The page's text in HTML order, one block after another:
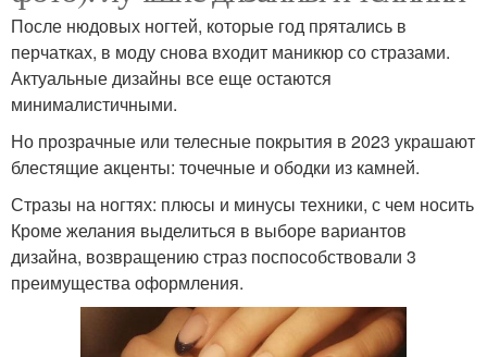
ногти
Наклейки на ногти
Страз на шеллак Наклейки для ногтей
Стразы на гель Яркие ногти
После нюдовых ногтей, которые год прятались в
перчатках, в моду снова входит маникюр со стразами.
Актуальные дизайны все еще остаются
минималистичными.
Но прозрачные или телесные покрытия в 2023 украшают
блестящие акценты: точечные и ободки из камней.
Стразы на ногтях: плюсы и минусы техники, с чем носить
Кроме желания выделиться в выборе вариантов
дизайна, возвращению страз поспособствовали 3
преимущества оформления.